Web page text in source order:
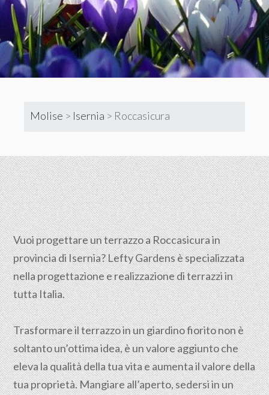
Molise > Isernia > Roccasicura
Vuoi progettare un terrazzo a Roccasicura in
provincia di Isernia? Lefty Gardens è specializzata
nella progettazione e realizzazione di terrazzi in
tutta Italia.
Trasformare il terrazzo in un giardino fiorito non è
soltanto un’ottima idea, è un valore aggiunto che
eleva la qualità della tua vita e aumenta il valore della
tua proprietà. Mangiare all’aperto, sedersi in un